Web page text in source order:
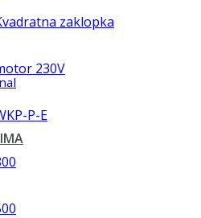
zaklopka
230V
P-E